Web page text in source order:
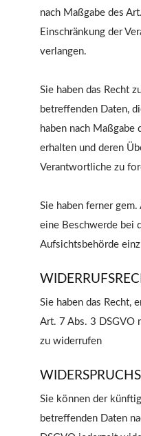
nach Maßgabe des
Einschränkung der
verlangen.
Sie haben das Recht
betreffenden Daten,
haben nach Maßgabe
erhalten und deren
Verantwortliche zu
Sie haben ferner
eine Beschwerde bei
Aufsichtsbehörde
Sie haben das Recht,
Art. 7 Abs. 3 DSGVO
zu widerrufen
Sie können der
betreffenden Daten